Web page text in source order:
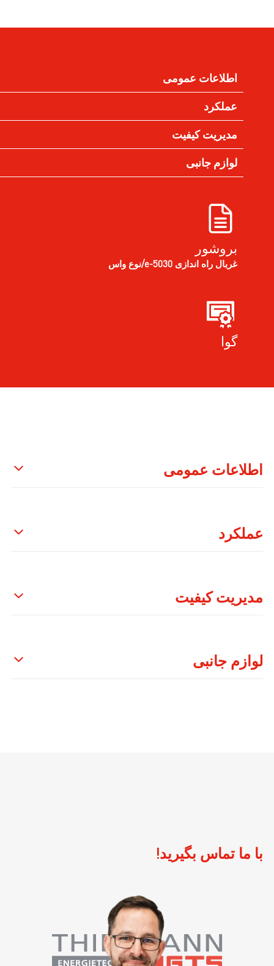
اطلاعات عمومی
عملکرد
مدیریت کیفیت
لوازم جانبی
بروشور
غربال راه اندازی e-5030/نوع واس
گوا
اطلاعات عمومی
عملکرد
مدیریت کیفیت
لوازم جانبی
با ما تماس بگیرید!